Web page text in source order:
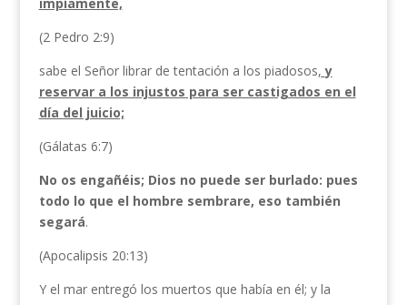
(2 Pedro 2:9)
sabe el Señor librar de tentación a los piadosos,y
reservar a los injustos para ser castigados en el
día del juicio;
(Gálatas 6:7)
No os engañéis; Dios no puede ser burlado: pues
todo lo que el hombre sembrare, eso también
segará.
(Apocalipsis 20:13)
Y el mar entregó los muertos que había en él; y la